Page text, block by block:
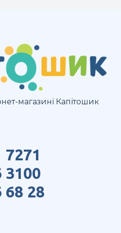
магазині Капітошик
7271
3100
68 28